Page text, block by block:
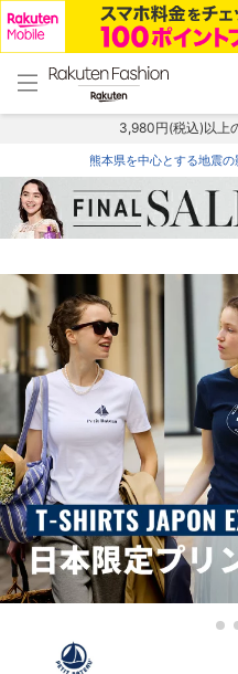
menu home
トップ
3,980円(税込)以上
熊本県を中心とする地震